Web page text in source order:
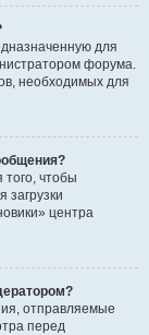
для
форума.
необходимых для
чтобы
загрузки
центра
отправляемые
перед